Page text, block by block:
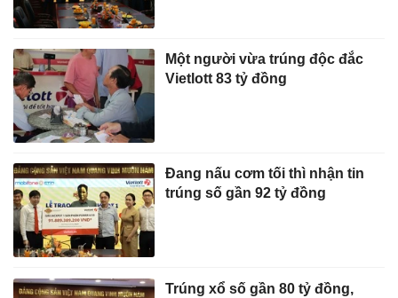
Một người vừa trúng độc đắc
Vietlott 83 tỷ đồng
Đang nấu cơm tối thì nhận tin
trúng số gần 92 tỷ đồng
Trúng xổ số gần 80 tỷ đồng,